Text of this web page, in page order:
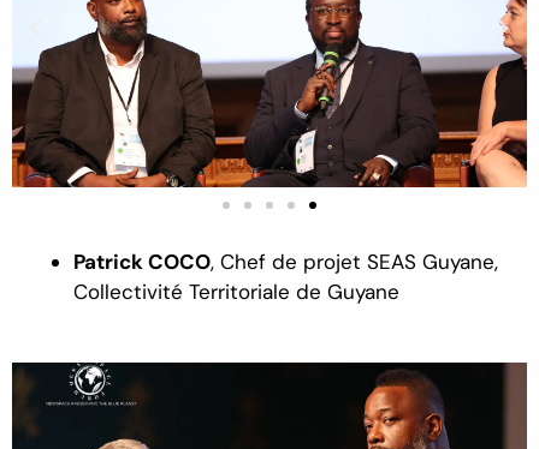
Patrick COCO, Chef de projet SEAS Guyane,
Collectivité Territoriale de Guyane